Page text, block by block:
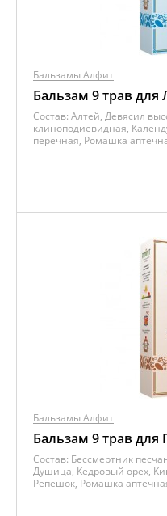
Бальзамы Алфит
Бальзам 9 трав для
Состав: Алтей, Девясил
клиноподиевидная,
перечная, Ромашка
Бальзамы Алфит
Бальзам 9 трав для
Состав: Бессмертник
Душица, Кедровый орех,
Репешок, Ромашка